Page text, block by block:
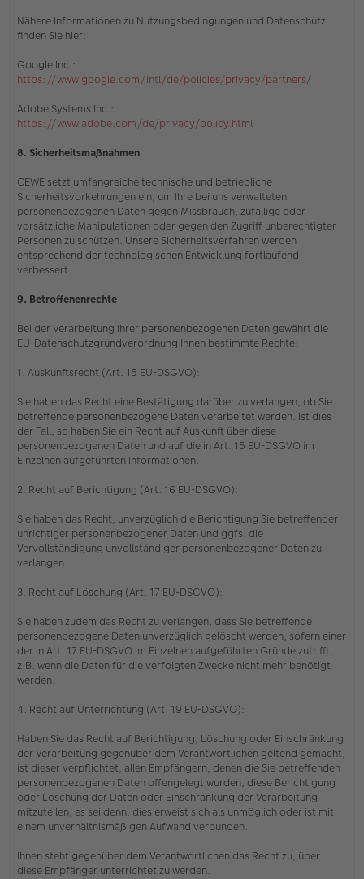
Nähere Informationen zu Nutzungsbedingungen und Datenschutz
finden Sie hier:
Google Inc.:
https://www.google.com/intl/de/policies/privacy/partners/
Adobe Systems Inc.:
https://www.adobe.com/de/privacy/policy.html
8. Sicherheitsmaßnahmen
CEWE setzt umfangreiche technische und betriebliche
Sicherheitsvorkehrungen ein, um Ihre bei uns verwalteten
personenbezogenen Daten gegen Missbrauch, zufällige oder
vorsätzliche Manipulationen oder gegen den Zugriff unberechtigter
Personen zu schützen. Unsere Sicherheitsverfahren werden
entsprechend der technologischen Entwicklung fortlaufend
verbessert.
9. Betroffenenrechte
Bei der Verarbeitung Ihrer personenbezogenen Daten gewährt die
EU-Datenschutzgrundverordnung Ihnen bestimmte Rechte:
1. Auskunftsrecht (Art. 15 EU-DSGVO):
Sie haben das Recht eine Bestätigung darüber zu verlangen, ob Sie
betreffende personenbezogene Daten verarbeitet werden. Ist dies
der Fall, so haben Sie ein Recht auf Auskunft über diese
personenbezogenen Daten und auf die in Art. 15 EU-DSGVO im
Einzelnen aufgeführten Informationen.
2. Recht auf Berichtigung (Art. 16 EU-DSGVO):
Sie haben das Recht, unverzüglich die Berichtigung Sie betreffender
unrichtiger personenbezogener Daten und ggfs. die
Vervollständigung unvollständiger personenbezogener Daten zu
verlangen.
3. Recht auf Löschung (Art. 17 EU-DSGVO):
Sie haben zudem das Recht zu verlangen, dass Sie betreffende
personenbezogene Daten unverzüglich gelöscht werden, sofern einer
der in Art. 17 EU-DSGVO im Einzelnen aufgeführten Gründe zutrifft,
z.B. wenn die Daten für die verfolgten Zwecke nicht mehr benötigt
werden.
4. Recht auf Unterrichtung (Art. 19 EU-DSGVO):
Haben Sie das Recht auf Berichtigung, Löschung oder Einschränkung
der Verarbeitung gegenüber dem Verantwortlichen geltend gemacht,
ist dieser verpflichtet, allen Empfängern, denen die Sie betreffenden
personenbezogenen Daten offengelegt wurden, diese Berichtigung
oder Löschung der Daten oder Einschränkung der Verarbeitung
mitzuteilen, es sei denn, dies erweist sich als unmöglich oder ist mit
einem unverhältnismäßigen Aufwand verbunden.
Ihnen steht gegenüber dem Verantwortlichen das Recht zu, über
diese Empfänger unterrichtet zu werden.